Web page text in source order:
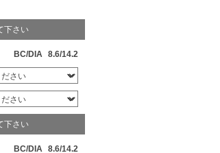
下さい
BC/DIA 8.6/14.2
下さい
BC/DIA 8.6/14.2